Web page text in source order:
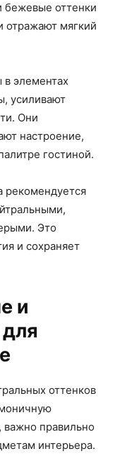
бежевые оттенки
отражают мягкий
элементах
усиливают
Они
настроение,
гостиной.
рекомендуется
Это
и сохраняет
и
оттенков
важно правильно
интерьера.